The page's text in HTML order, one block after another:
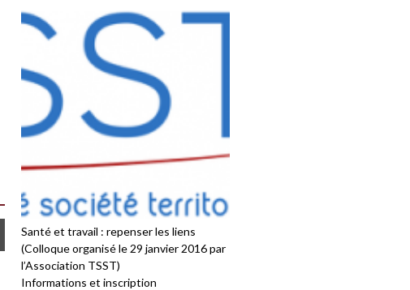
Santé et travail : repenser les liens
(Colloque organisé le 29 janvier 2016 par
l’Association TSST)
Informations et inscription